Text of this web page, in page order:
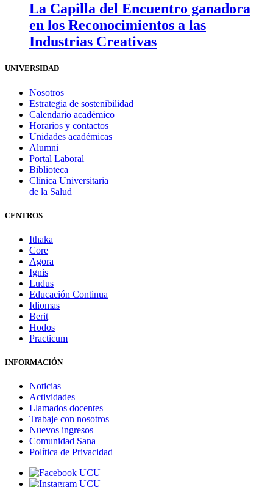
La Capilla del Encuentro ganadora
en los Reconocimientos a las
Industrias Creativas
UNIVERSIDAD
Nosotros
Estrategia de sostenibilidad
Calendario académico
Horarios y contactos
Unidades académicas
Alumni
Portal Laboral
Biblioteca
Clínica Universitaria
de la Salud
CENTROS
Ithaka
Core
Agora
Ignis
Ludus
Educación Continua
Idiomas
Berit
Hodos
Practicum
INFORMACIÓN
Noticias
Actividades
Llamados docentes
Trabaje con nosotros
Nuevos ingresos
Comunidad Sana
Política de Privacidad